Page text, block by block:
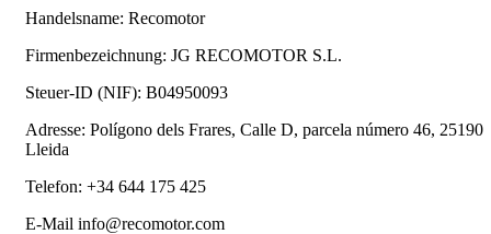
Handelsname: Recomotor
Firmenbezeichnung: JG RECOMOTOR S.L.
Steuer-ID (NIF): B04950093
Adresse: Polígono dels Frares, Calle D, parcela número 46, 25190
Lleida
Telefon: +34 644 175 425
E-Mail info@recomotor.com